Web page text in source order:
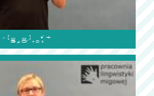
